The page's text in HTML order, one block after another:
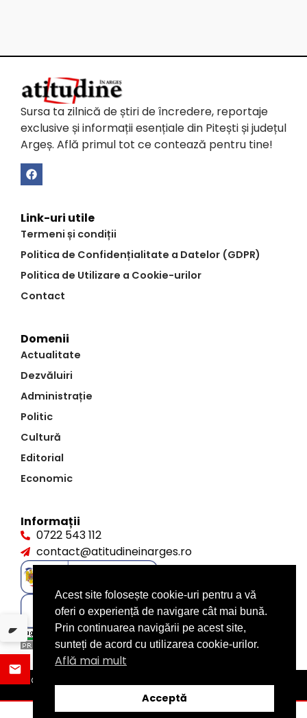
Sursa ta zilnică de știri de încredere, reportaje
exclusive și informații esențiale din Pitești și județul
Argeș. Află primul tot ce contează pentru tine!
Link-uri utile
Termeni și condiții
Politica de Confidențialitate a Datelor (GDPR)
Politica de Utilizare a Cookie-urilor
Contact
Domenii
Actualitate
Dezvăluiri
Administrație
Politic
Cultură
Editorial
Economic
Informații
0722 543 112
contact@atitudineinarges.ro
©2026 Atitudine în Argeș. Toate drepturile rezervate
design byXITE.ro
Acest site folosește cookie-uri pentru a vă
oferi o experiență de navigare cât mai bună.
Prin continuarea navigării pe acest site,
sunteți de acord cu utilizarea cookie-urilor.
Află mai mult
Acceptă